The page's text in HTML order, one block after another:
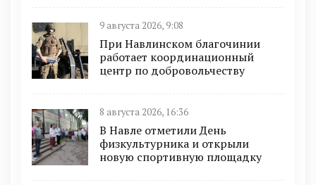
9 августа 2026, 9:08
При Навлинском благочинии
работает координационный
центр по добровольчеству
8 августа 2026, 16:36
В Навле отметили День
физкультурника и открыли
новую спортивную площадку